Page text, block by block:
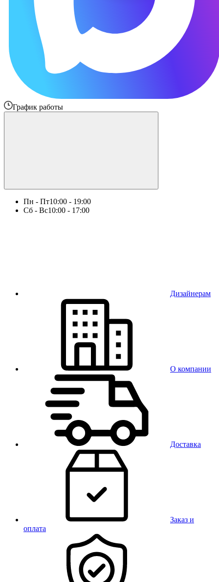
График работы
Пн - Пт10:00 - 19:00
Сб - Вс10:00 - 17:00
Дизайнерам
О компании
Доставка
Заказ и
оплата